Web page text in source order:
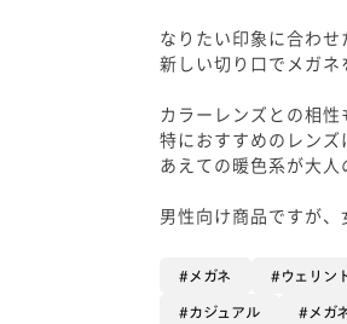
なりたい印象に合わ
新しい切り口でメガネ
カラーレンズとの相性
特におすすめのレンズ
あえての暖色系が大人
男性向け商品ですが
メガネ ウェリン
カジュアル メガ